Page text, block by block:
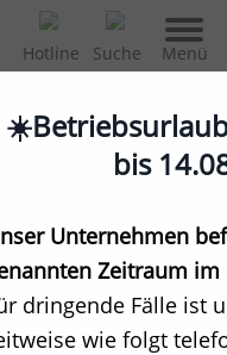
Hotline Suche Menü
bis
Unternehmen
Zeitraum
dringende Fälle ist
wie folgt